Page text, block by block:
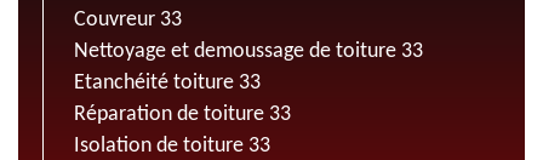
Couvreur 33
Nettoyage et demoussage de toiture 33
Etanchéité toiture 33
Réparation de toiture 33
Isolation de toiture 33